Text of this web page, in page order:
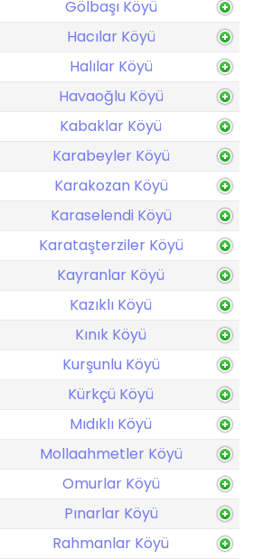
Gölbaşı Köyü
Hacılar Köyü
Halılar Köyü
Havaoğlu Köyü
Kabaklar Köyü
Karabeyler Köyü
Karakozan Köyü
Karaselendi Köyü
Karataşterziler Köyü
Kayranlar Köyü
Kazıklı Köyü
Kınık Köyü
Kurşunlu Köyü
Kürkçü Köyü
Mıdıklı Köyü
Mollaahmetler Köyü
Omurlar Köyü
Pınarlar Köyü
Rahmanlar Köyü